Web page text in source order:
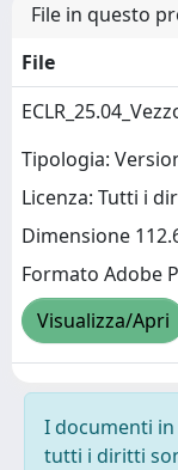
File in questo
File
Tipologia:
Licenza: Tutti i
Dimensione
Formato Adobe
Visualizza/Apri
I documenti
tutti i diritti